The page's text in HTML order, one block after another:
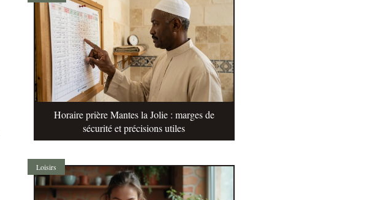
Horaire prière Mantes la Jolie : marges de
sécurité et précisions utiles
Loisirs